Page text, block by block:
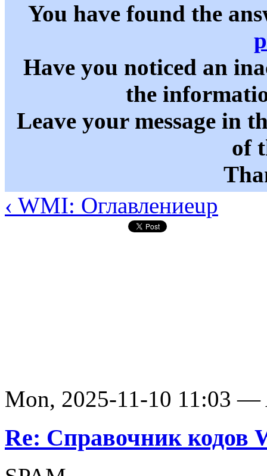
You have found the
Have you noticed an
the
Leave your message in
of
‹ WMI: Оглавлениеup
Mon, 2025-11-10 11:03 —
Re: Справочник кодов